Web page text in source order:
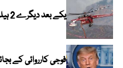
یکے بعد دیگرے 2 ہیلی کاپٹر گر کر تباہ؛ متعدد ہلاکتیں
فوجی کارروائی کے